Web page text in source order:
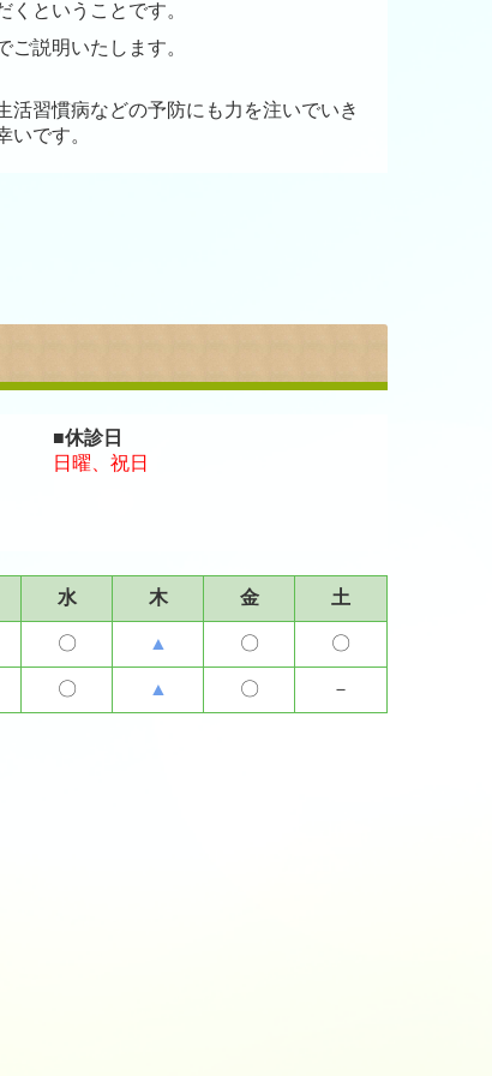
ということです。
説明いたします。
習慣病などの予防にも力を注いでいき
です。
■休診日
日曜、祝日
水 木 金 土
〇 ▲ 〇 〇
〇 ▲ 〇 －